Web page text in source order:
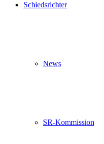
Schiedsrichter
News
SR-Kommission